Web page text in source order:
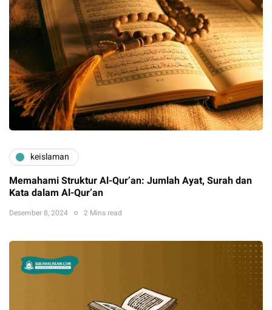
keislaman
Memahami Struktur Al-Qur’an: Jumlah Ayat, Surah dan
Kata dalam Al-Qur’an
Desember 8, 2024 2 Mins read